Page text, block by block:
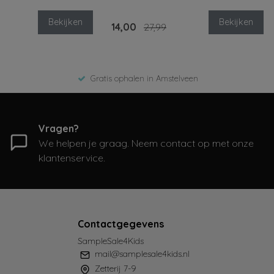
Bekijken 14,00 27,99 Bekijken
Gratis ophalen in Amstelveen
Vragen?
We helpen je graag. Neem contact op met onze
klantenservice.
Contactgegevens
SampleSale4Kids
mail@samplesale4kids.nl
Zetterij 7-9